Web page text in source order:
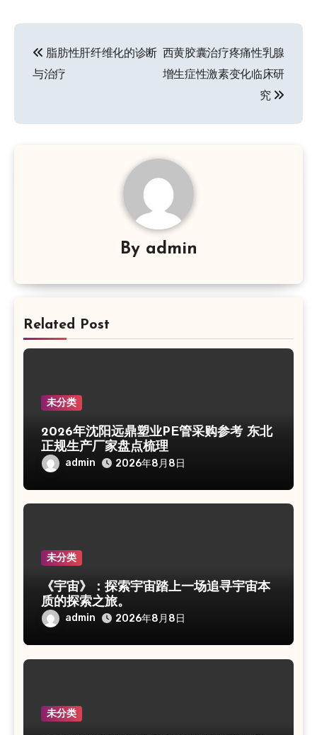
章
航
脂肪性肝纤维化的诊断
与治疗
西黄胶囊治疗疼痛性乳腺
增生症性激素变化临床研
究
By admin
Related Post
未分类
2026年沈阳远鼎塑业PE管采购参考 东北
正规生产厂家盘点梳理
admin 2026年8月8日
未分类
《宇宙》：探索宇宙踏上一场追寻宇宙本
质的探索之旅。
admin 2026年8月8日
未分类